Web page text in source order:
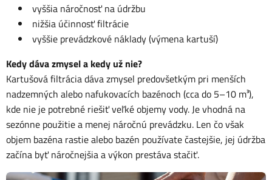
vyššia náročnosť na údržbu
nižšia účinnosť filtrácie
vyššie prevádzkové náklady (výmena kartuší)
Kedy dáva zmysel a kedy už nie?
Kartušová filtrácia dáva zmysel predovšetkým pri menších
nadzemných alebo nafukovacích bazénoch (cca do 5–10 m³),
kde nie je potrebné riešiť veľké objemy vody. Je vhodná na
sezónne použitie a menej náročnú prevádzku. Len čo však
objem bazéna rastie alebo bazén používate častejšie, jej údržba
začína byť náročnejšia a výkon prestáva stačiť.